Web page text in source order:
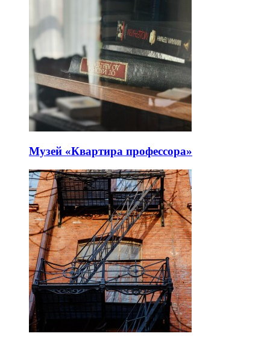
Музей «Квартира профессора»